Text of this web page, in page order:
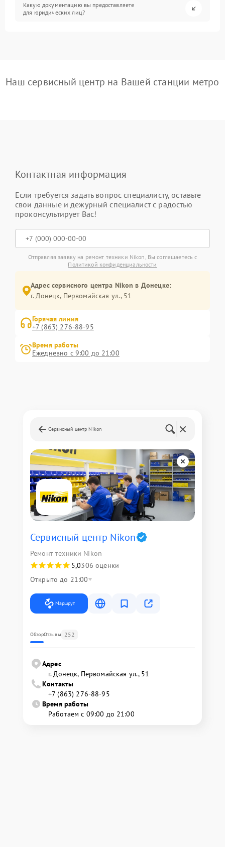
Какую документацию вы предоставляете
для юридических лиц?
Наш сервисный центр на Вашей станции метро
Контактная информация
Если требуется задать вопрос специалисту, оставьте
свои данные и дежурный специалист с радостью
проконсультирует Вас!
Отправляя заявку на ремонт техники Nikon, Вы соглашаетесь с
Политикой конфиденциальности
Адрес сервисного центра Nikon в Донецке:
г. Донецк, Первомайская ул., 51
Горячая линия
+7 (863) 276-88-95
Время работы
Ежедневно с 9:00 до 21:00
Сервисный центр Nikon
Сервисный центр Nikon
Ремонт техники Nikon
5,0306 оценки
Открыто до 21:00
Маршрут
ОбзорОтзывы 252
Адрес
г. Донецк, Первомайская ул., 51
Контакты
+7 (863) 276-88-95
Время работы
Работаем с 09:00 до 21:00